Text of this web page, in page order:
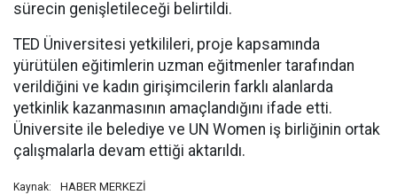
sürecin genişletileceği belirtildi.
TED Üniversitesi yetkilileri, proje kapsamında
yürütülen eğitimlerin uzman eğitmenler tarafından
verildiğini ve kadın girişimcilerin farklı alanlarda
yetkinlik kazanmasının amaçlandığını ifade etti.
Üniversite ile belediye ve UN Women iş birliğinin ortak
çalışmalarla devam ettiği aktarıldı.
Kaynak: HABER MERKEZİ